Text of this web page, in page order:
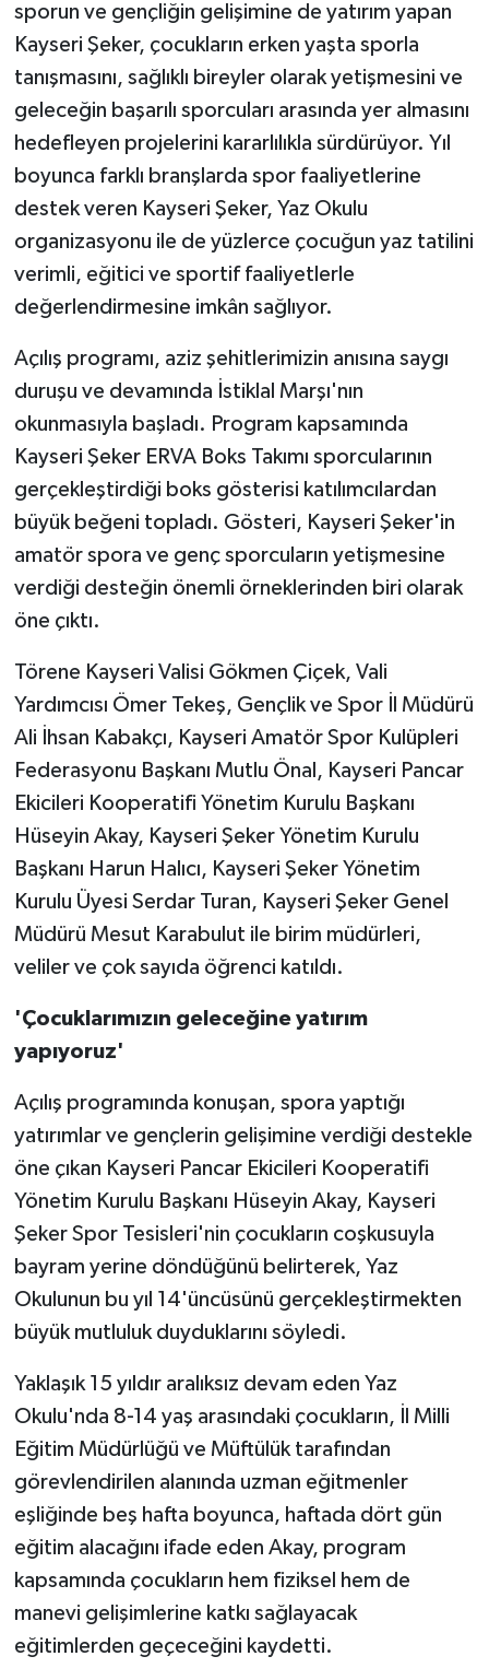
sporun ve gençliğin gelişimine de yatırım yapan
Kayseri Şeker, çocukların erken yaşta sporla
tanışmasını, sağlıklı bireyler olarak yetişmesini ve
geleceğin başarılı sporcuları arasında yer almasını
hedefleyen projelerini kararlılıkla sürdürüyor. Yıl
boyunca farklı branşlarda spor faaliyetlerine
destek veren Kayseri Şeker, Yaz Okulu
organizasyonu ile de yüzlerce çocuğun yaz tatilini
verimli, eğitici ve sportif faaliyetlerle
değerlendirmesine imkân sağlıyor.
Açılış programı, aziz şehitlerimizin anısına saygı
duruşu ve devamında İstiklal Marşı'nın
okunmasıyla başladı. Program kapsamında
Kayseri Şeker ERVA Boks Takımı sporcularının
gerçekleştirdiği boks gösterisi katılımcılardan
büyük beğeni topladı. Gösteri, Kayseri Şeker'in
amatör spora ve genç sporcuların yetişmesine
verdiği desteğin önemli örneklerinden biri olarak
öne çıktı.
Törene Kayseri Valisi Gökmen Çiçek, Vali
Yardımcısı Ömer Tekeş, Gençlik ve Spor İl Müdürü
Ali İhsan Kabakçı, Kayseri Amatör Spor Kulüpleri
Federasyonu Başkanı Mutlu Önal, Kayseri Pancar
Ekicileri Kooperatifi Yönetim Kurulu Başkanı
Hüseyin Akay, Kayseri Şeker Yönetim Kurulu
Başkanı Harun Halıcı, Kayseri Şeker Yönetim
Kurulu Üyesi Serdar Turan, Kayseri Şeker Genel
Müdürü Mesut Karabulut ile birim müdürleri,
veliler ve çok sayıda öğrenci katıldı.
'Çocuklarımızın geleceğine yatırım
yapıyoruz'
Açılış programında konuşan, spora yaptığı
yatırımlar ve gençlerin gelişimine verdiği destekle
öne çıkan Kayseri Pancar Ekicileri Kooperatifi
Yönetim Kurulu Başkanı Hüseyin Akay, Kayseri
Şeker Spor Tesisleri'nin çocukların coşkusuyla
bayram yerine döndüğünü belirterek, Yaz
Okulunun bu yıl 14'üncüsünü gerçekleştirmekten
büyük mutluluk duyduklarını söyledi.
Yaklaşık 15 yıldır aralıksız devam eden Yaz
Okulu'nda 8-14 yaş arasındaki çocukların, İl Milli
Eğitim Müdürlüğü ve Müftülük tarafından
görevlendirilen alanında uzman eğitmenler
eşliğinde beş hafta boyunca, haftada dört gün
eğitim alacağını ifade eden Akay, program
kapsamında çocukların hem fiziksel hem de
manevi gelişimlerine katkı sağlayacak
eğitimlerden geçeceğini kaydetti.